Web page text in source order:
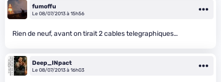
fumoffu
Le 08/07/2013 à 15h56
Rien de neuf, avant on tirait 2 cables telegraphiques…
Deep_INpact
Le 08/07/2013 à 16h03